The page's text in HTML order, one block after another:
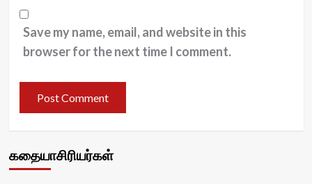
Save my name, email, and website in this
browser for the next time I comment.
கதையாசிரியர்கள்